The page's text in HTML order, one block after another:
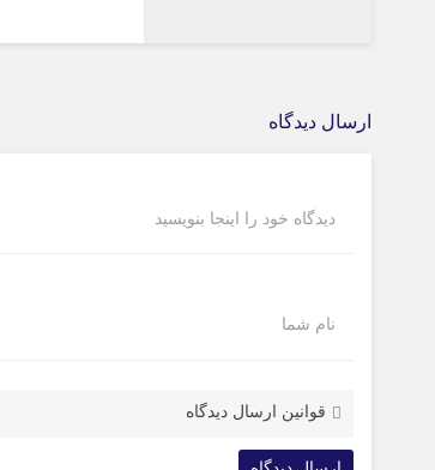
ارسال دیدگاه
دیدگاه خود را اینجا بنویسید
نام شما
قوانین ارسال دیدگاه